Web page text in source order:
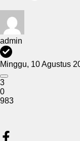
admin
Minggu, 10 Agustus
3
0
983